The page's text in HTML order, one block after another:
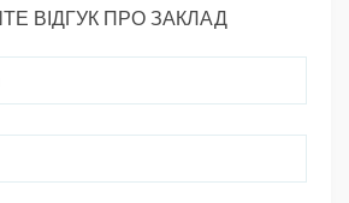
ВІДГУК ПРО ЗАКЛАД